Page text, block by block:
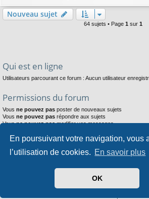
En poursuivant votre navigation, vous
l’utilisation de cookies. En savoir plus
OK
Nouveau sujet
64 sujets • Page 1 sur 1
Qui est en ligne
Utilisateurs parcourant ce forum : Aucun utilisateur
Permissions du forum
Vous ne pouvez pas poster de nouveaux sujets
Vous ne pouvez pas répondre aux sujets
Vousne pouvez pasmodifier vos messages
Vousne pouvez pasjoindre des fichiers
Accueil Index du forum
Développé parphpBB® Forum Software ©
Arty- phpBB 3.3 par
phpBB-fr.com